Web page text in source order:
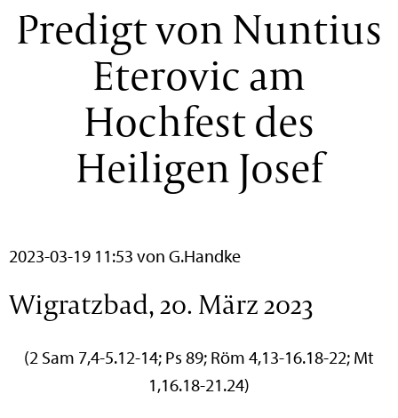
Predigt von Nuntius
Eterovic am
Hochfest des
Heiligen Josef
2023-03-19 11:53 von G.Handke
Wigratzbad, 20. März 2023
(2 Sam 7,4-5.12-14; Ps 89; Röm 4,13-16.18-22; Mt
1,16.18-21.24)